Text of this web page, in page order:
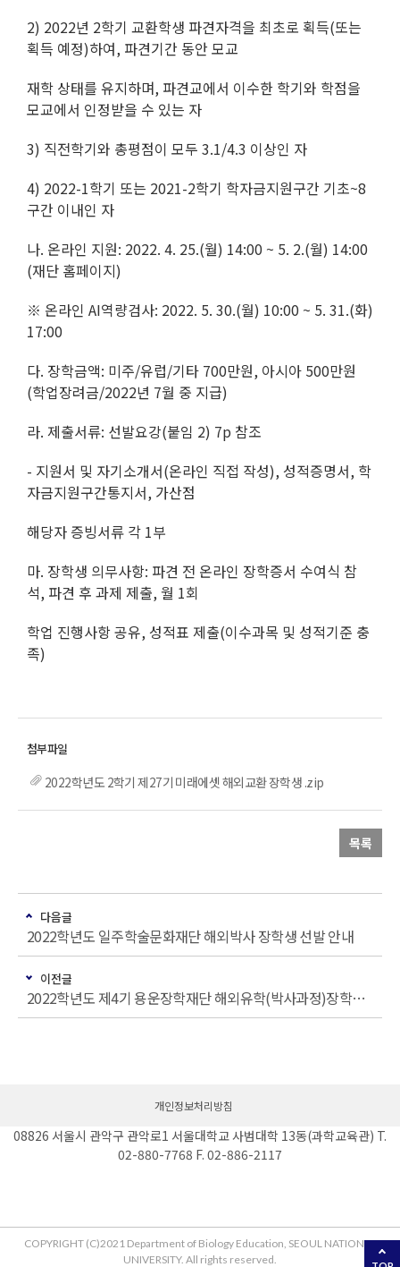
2) 2022년 2학기 교환학생 파견자격을 최초로 획득(또는
획득 예정)하여, 파견기간 동안 모교
재학 상태를 유지하며, 파견교에서 이수한 학기와 학점을
모교에서 인정받을 수 있는 자
3) 직전학기와 총평점이 모두 3.1/4.3 이상인 자
4) 2022-1학기 또는 2021-2학기 학자금지원구간 기초~8
구간 이내인 자
나. 온라인 지원: 2022. 4. 25.(월) 14:00 ~ 5. 2.(월) 14:00
(재단 홈페이지)
※ 온라인 AI역량검사: 2022. 5. 30.(월) 10:00 ~ 5. 31.(화)
17:00
다. 장학금액: 미주/유럽/기타 700만원, 아시아 500만원
(학업장려금/2022년 7월 중 지급)
라. 제출서류: 선발요강(붙임 2) 7p 참조
- 지원서 및 자기소개서(온라인 직접 작성), 성적증명서, 학
자금지원구간통지서, 가산점
해당자 증빙서류 각 1부
마. 장학생 의무사항: 파견 전 온라인 장학증서 수여식 참
석, 파견 후 과제 제출, 월 1회
학업 진행사항 공유, 성적표 제출(이수과목 및 성적기준 충
족)
2022학년도 2학기 제27기 미래에셋 해외교환 장학생 .zip
목록
다음글
2022학년도 일주학술문화재단 해외박사 장학생 선발 안내
이전글
2022학년도 제4기 용운장학재단 해외유학(박사과정)장학생 선발 안내
개인정보처리방침
08826 서울시 관악구 관악로1 서울대학교 사범대학 13동(과학교육관) T.
02-880-7768 F. 02-886-2117
COPYRIGHT (C)2021 Department of Biology Education, SEOUL NATIONAL
UNIVERSITY. All rights reserved.